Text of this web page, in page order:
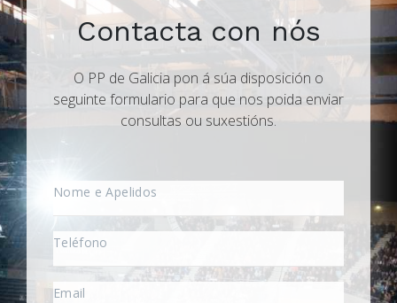
Contacta con nós
O PP de Galicia pon á súa disposición o
seguinte formulario para que nos poida enviar
consultas ou suxestións.